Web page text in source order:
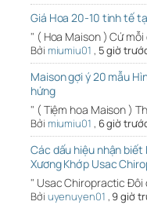
Giá Hoa 20-10 tinh tế
" ( Hoa Maison ) Cứ
Bởi miumiu01 , 5 giờ
Maison gợi ý 20 mẫu
hứng
" ( Tiệm hoa Maison )
Bởi miumiu01 , 6 giờ
Các dấu hiệu nhận biết
Xương Khớp Usac
" Usac Chiropractic Đôi
Bởi uyenuyen01 ,9 giờ